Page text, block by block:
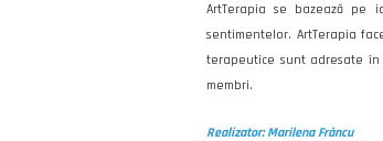
ArtTerapia se bazează pe
sentimentelor. ArtTerapia
terapeutice sunt adresate
membri.
Realizator:Marilena Frâncu